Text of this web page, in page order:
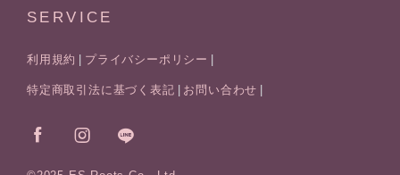
SERVICE
利用規約 プライバシーポリシー
特定商取引法に基づく表記 お問い合わせ